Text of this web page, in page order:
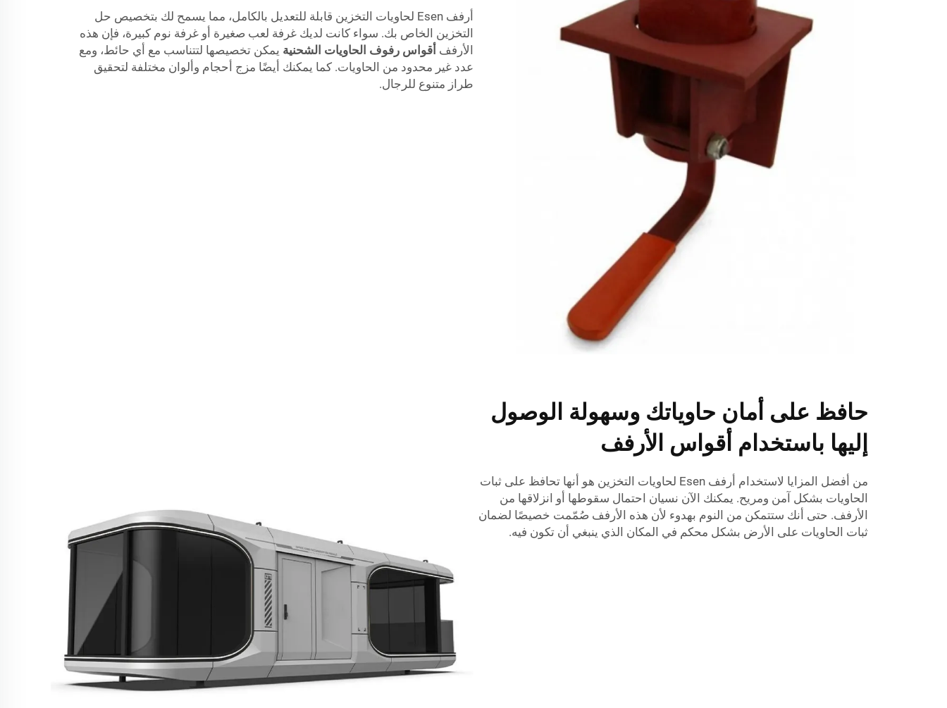
أرفف Esen لحاويات التخزين قابلة للتعديل بالكامل، مما يسمح لك بتخصيص حل
التخزين الخاص بك. سواء كانت لديك غرفة لعب صغيرة أو غرفة نوم كبيرة، فإن هذه
الأرفف أقواس رفوف الحاويات الشحنية يمكن تخصيصها لتتناسب مع أي حائط، ومع
عدد غير محدود من الحاويات. كما يمكنك أيضًا مزج أحجام وألوان مختلفة لتحقيق
طراز متنوع للرجال.
حافظ على أمان حاوياتك وسهولة الوصول
إليها باستخدام أقواس الأرفف
من أفضل المزايا لاستخدام أرفف Esen لحاويات التخزين هو أنها تحافظ على ثبات
الحاويات بشكل آمن ومريح. يمكنك الآن نسيان احتمال سقوطها أو انزلاقها من
الأرفف. حتى أنك ستتمكن من النوم بهدوء لأن هذه الأرفف صُمّمت خصيصًا لضمان
ثبات الحاويات على الأرض بشكل محكم في المكان الذي ينبغي أن تكون فيه.